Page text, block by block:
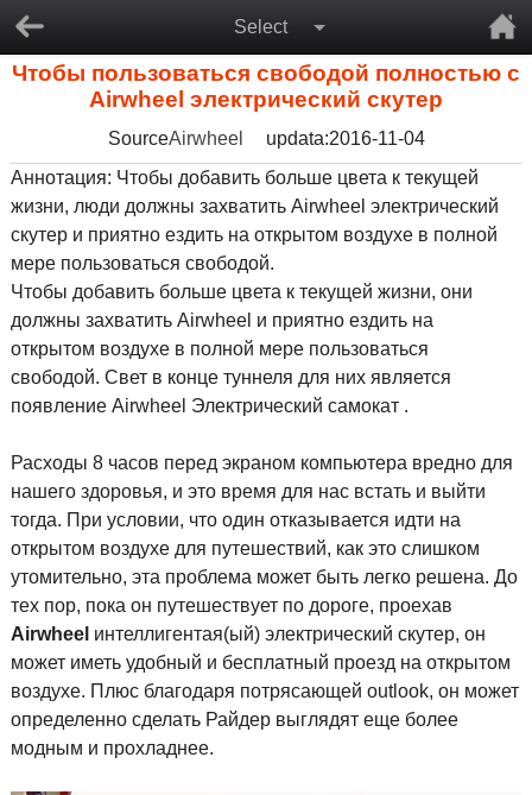
Select
Чтобы пользоваться свободой полностью с
Airwheel электрический скутер
SourceAirwheel
updata:2016-11-04
Аннотация: Чтобы добавить больше цвета к текущей
жизни, люди должны захватить Airwheel электрический
скутер и приятно ездить на открытом воздухе в полной
мере пользоваться свободой.
Чтобы добавить больше цвета к текущей жизни, они
должны захватить Airwheel и приятно ездить на
открытом воздухе в полной мере пользоваться
свободой. Свет в конце туннеля для них является
появление Airwheel Электрический самокат .
Расходы 8 часов перед экраном компьютера вредно для
нашего здоровья, и это время для нас встать и выйти
тогда. При условии, что один отказывается идти на
открытом воздухе для путешествий, как это слишком
утомительно, эта проблема может быть легко решена. До
тех пор, пока он путешествует по дороге, проехав
Airwheel интеллигентая(ый) электрический скутер, он
может иметь удобный и бесплатный проезд на открытом
воздухе. Плюс благодаря потрясающей outlook, он может
определенно сделать Райдер выглядят еще более
модным и прохладнее.